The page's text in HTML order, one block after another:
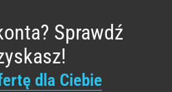
Sprawdź
dla Ciebie